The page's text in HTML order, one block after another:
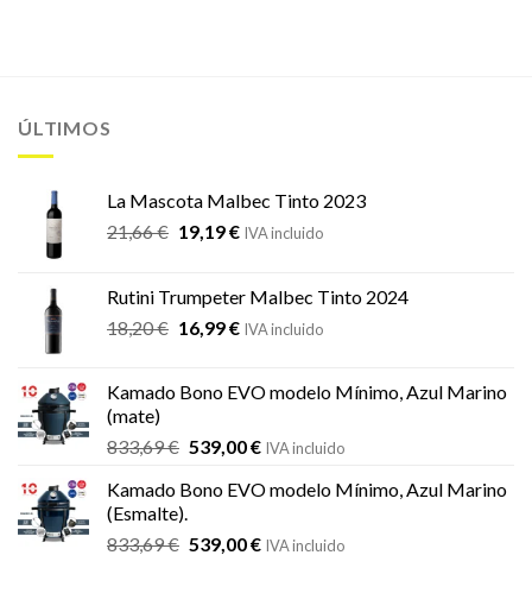
ÚLTIMOS
La Mascota Malbec Tinto 2023
21,66€ El
era:
21,66 €.
19,19€El
es:
19,19 €.
IVA incluido
Rutini Trumpeter Malbec Tinto 2024
18,20€ El
era:
16,99€El
es:
IVA incluido
Kamado Bono EVO modelo Mínimo, Azul Marino
(mate)
833,69€ El
original
era:
833,69 €.
539,00€El
actual
539,00 €.
IVA incluido
Kamado Bono EVO modelo Mínimo, Azul Marino
(Esmalte).
833,69€ El
539,00€ElIVA incluido